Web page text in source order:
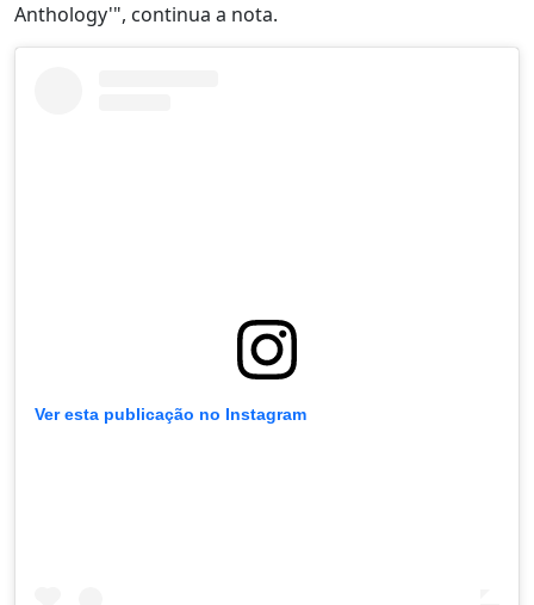
Anthology'", continua a nota.
Ver esta publicação no Instagram